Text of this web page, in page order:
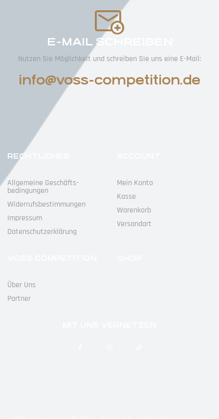
E-MAIL SCHREIBEN
Nutzen Sie Möglichkeit und schreiben Sie uns eine E-Mail:
info@voss-competition.de
RECHTLICHES
Allgemeine Geschäfts­
Bedingungen
Widerrufs­bestimmungen
Impressum
Datenschutz­erklärung
Mein Konto
Kasse
Warenkorb
Versandart
Über Uns
Partner